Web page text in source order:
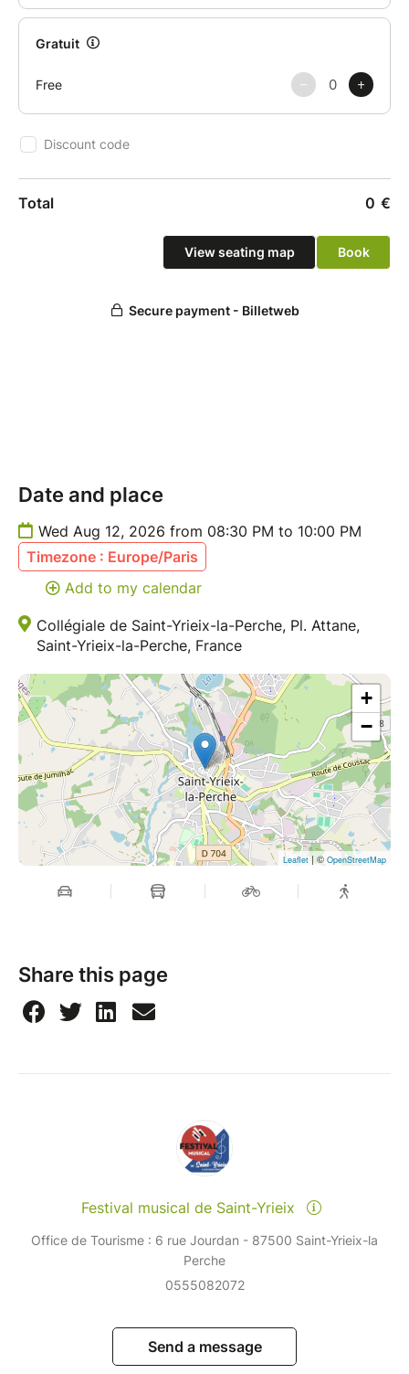
Date and place
Wed Aug 12, 2026 from 08:30 PM to 10:00 PM
Timezone : Europe/Paris
Add to my calendar
Collégiale de Saint-Yrieix-la-Perche, Pl. Attane,
Saint-Yrieix-la-Perche, France
+
−
Leaflet| © OpenStreetMap
Share this page
Festival musical de Saint-Yrieix
Office de Tourisme : 6 rue Jourdan - 87500 Saint-Yrieix-la
Perche
0555082072
Send a message